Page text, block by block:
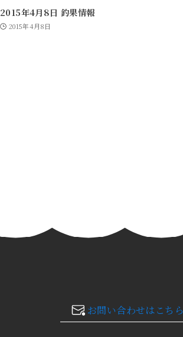
2015年4月8日 釣果情報
2015年4月8日
お問い合わせはこちら